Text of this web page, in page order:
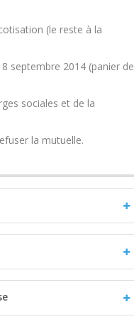
(le reste à la
septembre 2014 (panier de
sociales et de la
la mutuelle.